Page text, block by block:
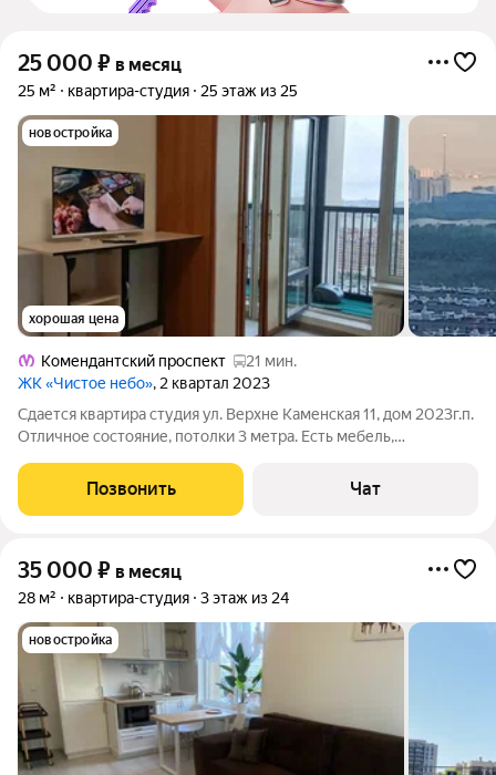
25 000 ₽ в месяц
25 м² квартира-студия 25 этаж из 25
новостройка
хорошая цена
Комендантский проспект
21 мин.
ЖК «Чистое небо», 2 квартал 2023
Сдается квартира студия ул. Верхне Каменская 11, дом 2023г.п.
Отличное состояние, потолки 3 метра. Есть мебель,
как на фото и видео. На длительный срок. +коммунальные
услуги. Залог можно в
Позвонить Чат
35 000 ₽ в месяц
28 м² квартира-студия 3 этаж из 24
новостройка